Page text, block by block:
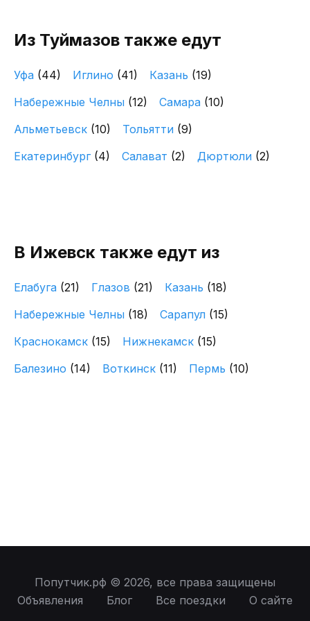
Из Туймазов также едут
Уфа (44) Иглино (41) Казань (19)
Набережные Челны (12) Самара (10)
Альметьевск (10) Тольятти (9)
Екатеринбург (4) Салават (2) Дюртюли (2)
В Ижевск также едут из
Елабуга (21) Глазов (21) Казань (18)
Набережные Челны (18) Сарапул (15)
Краснокамск (15) Нижнекамск (15)
Балезино (14) Воткинск (11) Пермь (10)
Попутчик.рф © 2026, все права защищены
Объявления
Блог Все поездки О сайте